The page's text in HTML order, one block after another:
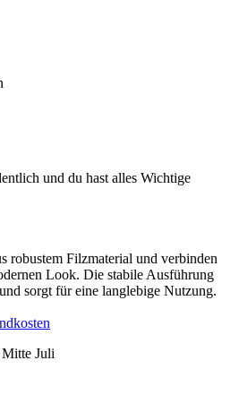
und du hast alles Wichtige
robustem Filzmaterial und verbinden
Look. Die stabile Ausführung
sorgt für eine langlebige Nutzung.
Juli